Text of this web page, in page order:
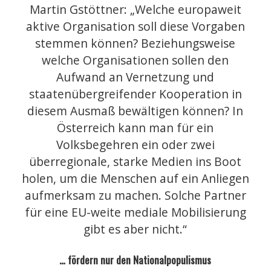
Martin Gstöttner: „Welche europaweit
aktive Organisation soll diese Vorgaben
stemmen können? Beziehungsweise
welche Organisationen sollen den
Aufwand an Vernetzung und
staatenübergreifender Kooperation in
diesem Ausmaß bewältigen können? In
Österreich kann man für ein
Volksbegehren ein oder zwei
überregionale, starke Medien ins Boot
holen, um die Menschen auf ein Anliegen
aufmerksam zu machen. Solche Partner
für eine EU-weite mediale Mobilisierung
gibt es aber nicht.“
… fördern nur den Nationalpopulismus